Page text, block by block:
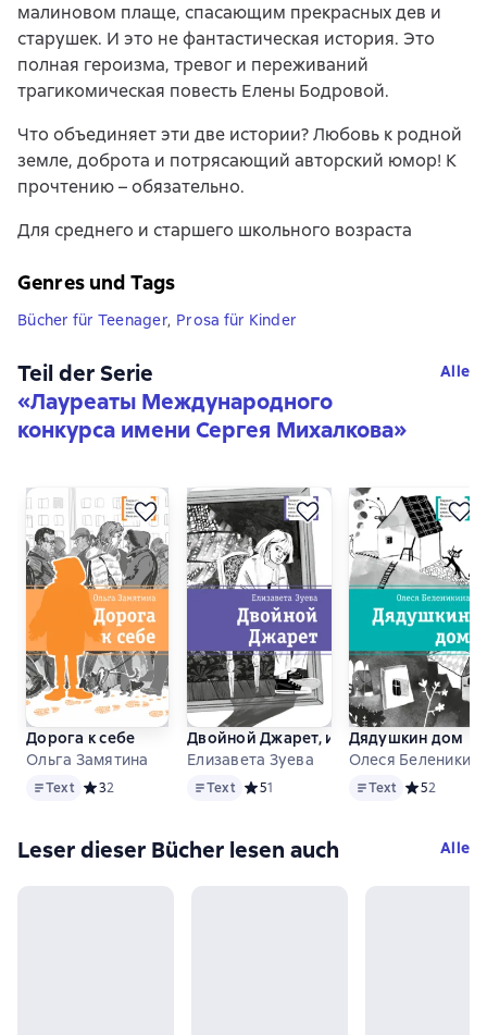
малиновом плаще, спасающим прекрасных дев и
старушек. И это не фантастическая история. Это
полная героизма, тревог и переживаний
трагикомическая повесть Елены Бодровой.
Что объединяет эти две истории? Любовь к родной
земле, доброта и потрясающий авторский юмор! К
прочтению – обязательно.
Для среднего и старшего школьного возраста
Genres und Tags
Bücher für Teenager, Prosa für Kinder
Teil der Serie
«Лауреаты Международного
конкурса имени Сергея Михалкова»
Alle
Дорога к себе
Ольга Замятина
TextText Средний рейтинг 3 на основе 2 оценок
32
Двойной Джарет, или Синица в руках
Елизавета Зуева
TextText Средний рейтинг 5 на основе 1
51
Дядушкин дом
Олеся
TextText Средний
52
Leser dieser Bücher lesen auch Alle